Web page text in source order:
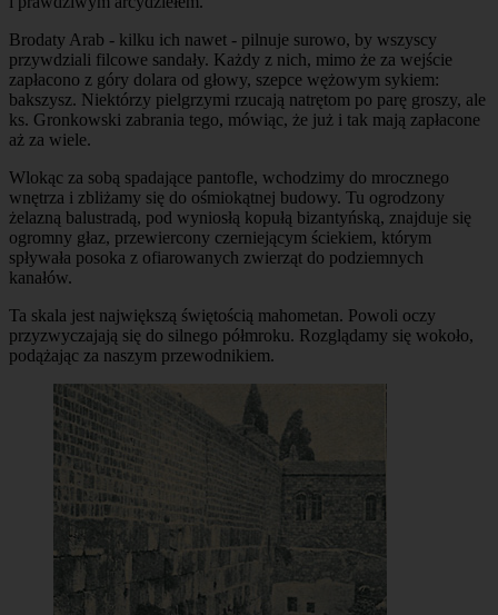
Brodaty Arab - kilku ich nawet - pilnuje surowo, by wszyscy
przywdziali filcowe sandały. Każdy z nich, mimo że za wejście
zapłacono z góry dolara od głowy, szepce wężowym sykiem:
bakszysz. Niektórzy pielgrzymi rzucają natrętom po parę groszy, ale
ks. Gronkowski zabrania tego, mówiąc, że już i tak mają zapłacone
aż za wiele.
Wlokąc za sobą spadające pantofle, wchodzimy do mrocznego
wnętrza i zbliżamy się do ośmiokątnej budowy. Tu ogrodzony
żelazną balustradą, pod wyniosłą kopułą bizantyńską, znajduje się
ogromny głaz, przewiercony czerniejącym ściekiem, którym
spływała posoka z ofiarowanych zwierząt do podziemnych
kanałów.
Ta skala jest największą świętością mahometan. Powoli oczy
przyzwyczajają się do silnego półmroku. Rozglądamy się wokoło,
podążając za naszym przewodnikiem.